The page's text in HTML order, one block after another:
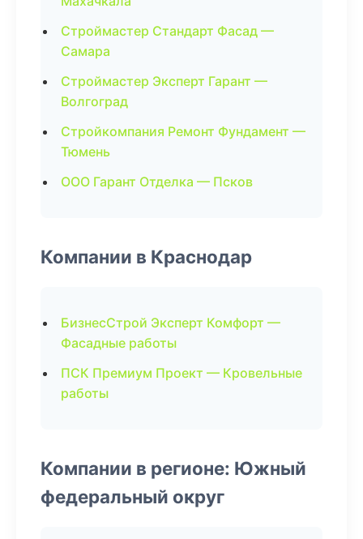
Строймастер Стандарт Фасад —
Самара
Строймастер Эксперт Гарант —
Волгоград
Стройкомпания Ремонт Фундамент —
Тюмень
ООО Гарант Отделка — Псков
Компании в Краснодар
БизнесСтрой Эксперт Комфорт —
Фасадные работы
ПСК Премиум Проект — Кровельные
работы
Компании в регионе: Южный
федеральный округ